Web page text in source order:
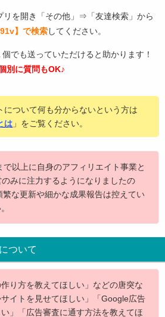
リを開き「その他」⇒「友達検索」から
】で検索 してください。
でも送っていただけると助かります！
別に質問もOK♪
ついて何も分からないという方は
は 」をご覧ください。
以上に自身のアフィリエイト事業と
みに注力するようになりましたの
繁な更新や細かな成果報告は控えてい
ついて
り方を教えてほしい」などの唐突な
イトを見せてほしい」「Google広告
」「広告審査に通す方法を教えてほ